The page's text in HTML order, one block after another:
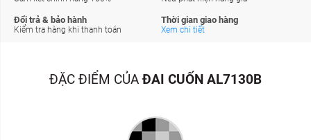
Đổi trả & bảo hành
Kiểm tra hàng khi thanh toán
Thời gian giao hàng
Xem chi tiết
ĐẶC ĐIỂM CỦAĐAI CUỐN AL7130B